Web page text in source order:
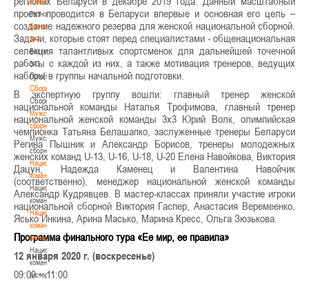
Разное
Баскетбол
3х3
Баскетбол
3х3
Лого[modid=121]
Сборные
Сборные
Мужские
сборные
Мужские
сборные
Национальная
команда
Национальная
команда
Национальная
команда
(история)
Национальная
команда
(история)
проект проводится в Беларуси впервые и основная его цель –
создание надежного резерва для женской национальной сборной.
Задачи, которые стоят перед специалистами - общенациональная
селекция талантливых спортсменок для дальнейшей точечной
работы с каждой из них, а также мотивация тренеров, ведущих
наборы в группы начальной подготовки.
В экспертную группу вошли: главный тренер женской
национальной команды Наталья Трофимова, главный тренер
национальной женской команды 3х3 Юрий Волк, олимпийская
чемпионка Татьяна Белашапко, заслуженные тренеры Беларуси
Регина Пышник и Александр Борисов, тренеры молодежных
женских команд U-13, U-16, U-18, U-20 Елена Навойкова, Виктория
Дацун, Надежда Каменец и Валентина Навойчик
(соответственно), менеджер национальной женской команды
Александр Кудрявцев. В мастер-классах приняли участие игроки
национальной сборной Виктория Гаспер, Анастасия Веремеенко,
Ясько Инкина, Арина Масько, Марина Кресс, Ольга Зюзькова.
Программа финального тура «Ее мир, ее правила»
12 января 2020 г. (воскресенье)
09:00 – 11:00